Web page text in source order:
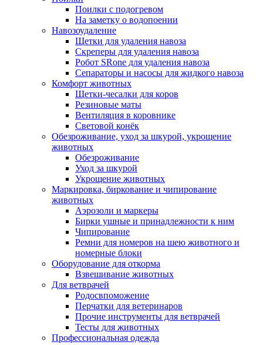
Поилки с подогревом
На заметку о водопоении
Навозоудаление
Щетки для удаления навоза
Скреперы для удаления навоза
Робот SRone для удаления навоза
Сепараторы и насосы для жидкого навоза
Комфорт животных
Щетки-чесалки для коров
Резиновые маты
Вентиляция в коровнике
Световой конёк
Обезроживание, уход за шкурой, укрощение
животных
Обезроживание
Уход за шкурой
Укрощение животных
Маркировка, биркование и чипирование
животных
Аэрозоли и маркеры
Бирки ушные и принадлежности к ним
Чипирование
Ремни для номеров на шею животного и
номерные блоки
Оборудование для откорма
Взвешивание животных
Для ветврачей
Родосвпоможение
Перчатки для ветеринаров
Прочие инструменты для ветврачей
Тесты для животных
Профессиональная одежда